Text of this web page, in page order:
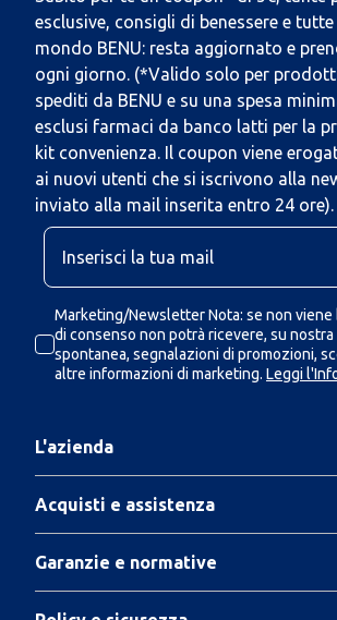
esclusive, consigli di benessere e
mondo BENU: resta aggiornato e
ogni giorno. (*Valido solo per
spediti da BENU e su una spesa
esclusi farmaci da banco latti per la
kit convenienza. Il coupon viene
ai nuovi utenti che si iscrivono alla
inviato alla mail inserita entro 24 ore).
Marketing/Newsletter Nota: se non viene
di consenso non potrà ricevere, su nostra
spontanea, segnalazioni di promozioni,
altre informazioni di marketing. Leggi
L'azienda
Acquisti e assistenza
Garanzie e normative